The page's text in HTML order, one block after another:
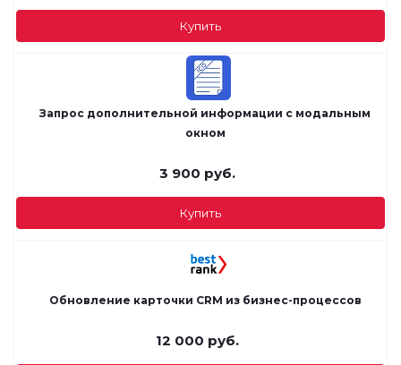
Купить
Запрос дополнительной информации с модальным
окном
3 900 руб.
Купить
Обновление карточки CRM из бизнес-процессов
12 000 руб.